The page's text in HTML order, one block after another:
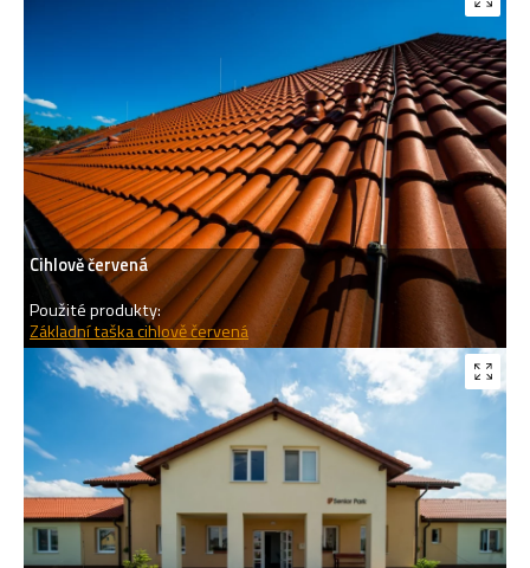
Cihlově červená
Použité produkty:
Základní taška cihlově červená